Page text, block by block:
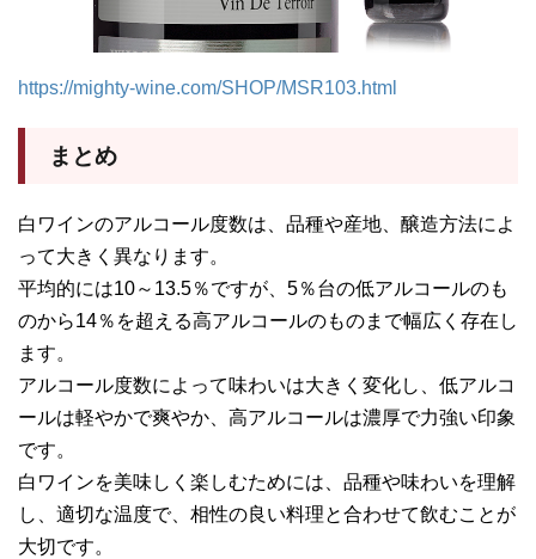
https://mighty-wine.com/SHOP/MSR103.html
まとめ
白ワインのアルコール度数は、品種や産地、醸造方法によ
って大きく異なります。
平均的には10～13.5％ですが、5％台の低アルコールのも
のから14％を超える高アルコールのものまで幅広く存在し
ます。
アルコール度数によって味わいは大きく変化し、低アルコ
ールは軽やかで爽やか、高アルコールは濃厚で力強い印象
です。
白ワインを美味しく楽しむためには、品種や味わいを理解
し、適切な温度で、相性の良い料理と合わせて飲むことが
大切です。